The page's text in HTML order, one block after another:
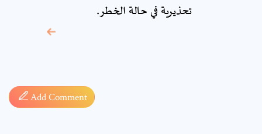
تحذيرية في حالة الخطر.
Add Comment